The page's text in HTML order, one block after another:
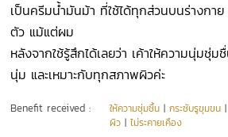
เป็นครีมน้ำมันม้า ที่ใช้ได้ทุกส่วนบนร่างกาย
ตัว แม้แต่ผม
หลังจากใช้รู้สึกได้เลยว่า เค้าให้ความนุ่มชุ่
นุ่ม และเหมาะกับทุกสภาพผิวค่ะ
Benefit received : ให้ความชุ่มชื้น |กระชับรูขุมขน
ผิว |ไม่ระคายเคือง